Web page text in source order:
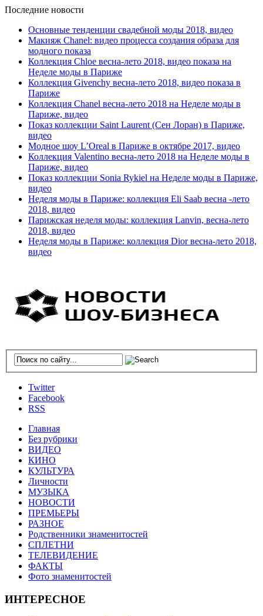
Последние новости
Основные тенденции свадебной моды 2018, видео
Макияж Chanel: видео процесса создания образа для
модного показа
Коллекция Chloe весна-лето 2018, видео показа на
Неделе моды в Париже
Коллекция Givenchy весна-лето 2018, видео показа в
Париже
Коллекция Chanel весна-лето 2018 на Неделе моды в
Париже, видео
Показ коллекции Saint Laurent (Сен Лоран) в Париже,
видео
Модное шоу L’Oreal в Париже в октябре 2017, видео
Коллекция Valentino весна-лето 2018 на Неделе моды в
Париже, видео
Показ коллекции Sonia Rykiel на Неделе моды в Париже,
видео
Неделя моды в Париже: коллекция Eli Saab весна -лето
2018, видео
Парижская неделя моды: коллекция Lanvin, весна-лето
2018, видео
Неделя моды в Париже: коллекция Dior весна-лето 2018,
видео
Twitter
Facebook
RSS
Главная
Без рубрики
ВИДЕО
КИНО
КУЛЬТУРА
Личности
МУЗЫКА
НОВОСТИ
ПРЕМЬЕРЫ
РАЗНОЕ
Родственники знаменитостей
СПЛЕТНИ
ТЕЛЕВИДЕНИЕ
ФАКТЫ
Фото знаменитостей
ИНТЕРЕСНОЕ